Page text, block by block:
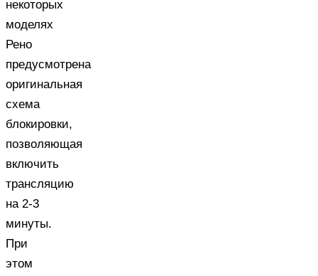
некоторых
моделях
Рено
предусмотрена
оригинальная
схема
блокировки,
позволяющая
включить
трансляцию
на 2-3
минуты.
При
этом